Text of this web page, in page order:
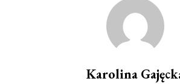
Karolina